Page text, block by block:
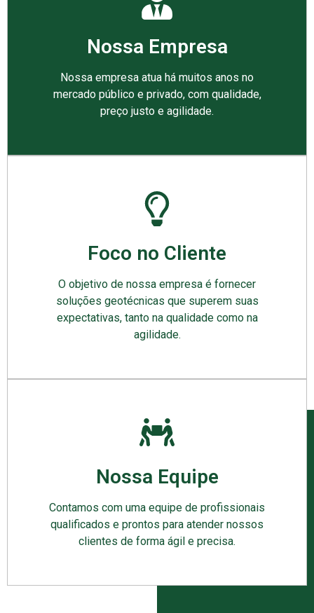
Nossa Empresa
Nossa empresa atua há muitos anos no
mercado público e privado, com qualidade,
preço justo e agilidade.
Foco no Cliente
O objetivo de nossa empresa é fornecer
soluções geotécnicas que superem suas
expectativas, tanto na qualidade como na
agilidade.
Nossa Equipe
Contamos com uma equipe de profissionais
qualificados e prontos para atender nossos
clientes de forma ágil e precisa.